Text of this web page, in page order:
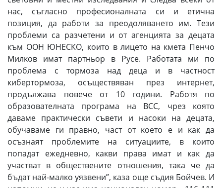
нас, съгласно професионалната си и етична
позиция, да работи за преодоляването им. Тези
проблеми са разчетени и от агенцията за децата
към ООН ЮНЕСКО, които в лицето на кмета Пенчо
Милков имат партньор в Русе. Работата ми по
проблема с тормоза над деца и в частност
кибертормоза, осъществяван през интернет,
продължава повече от 10 години. Работя по
образователната програма на ВСС, чрез която
даваме практически съвети и насоки на децата,
обучаваме ги правно, част от което е и как да
осъзнаят проблемите на ситуациите, в които
попадат ежедневно, какви права имат и как да
участват в обществените отношения, така че да
бъдат най-малко уязвени”, каза още съдия Бойчев. И